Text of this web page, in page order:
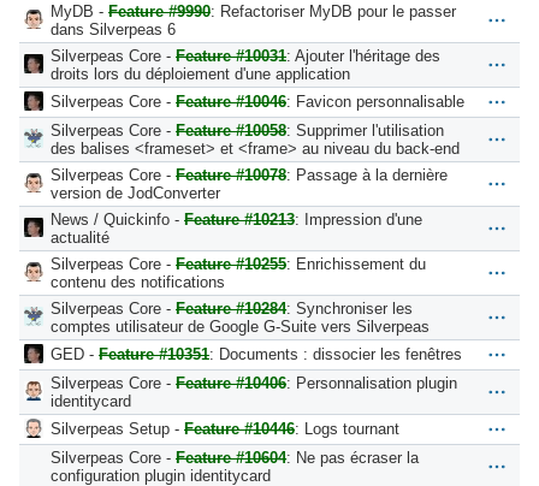
MyDB - Feature #9990: Refactoriser MyDB pour le passer
dans Silverpeas 6
Silverpeas Core - Feature #10031: Ajouter l'héritage des
droits lors du déploiement d'une application
Silverpeas Core - Feature #10046: Favicon personnalisable
Silverpeas Core - Feature #10058: Supprimer l'utilisation
des balises <frameset> et <frame> au niveau du back-end
Silverpeas Core - Feature #10078: Passage à la dernière
version de JodConverter
News / Quickinfo - Feature #10213: Impression d'une
actualité
Silverpeas Core - Feature #10255: Enrichissement du
contenu des notifications
Silverpeas Core - Feature #10284: Synchroniser les
comptes utilisateur de Google G-Suite vers Silverpeas
GED - Feature #10351: Documents : dissocier les fenêtres
Silverpeas Core - Feature #10406: Personnalisation plugin
identitycard
Silverpeas Setup - Feature #10446: Logs tournant
Silverpeas Core - Feature #10604: Ne pas écraser la
configuration plugin identitycard